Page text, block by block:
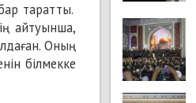
таратты.
айтуынша,
Оның
білмекке